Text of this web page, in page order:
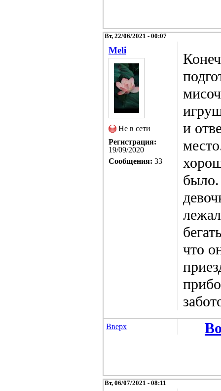
Вт, 22/06/2021 - 00:07
Meli
Не в сети
Регистрация:
19/09/2020
Сообщения: 33
и
было.
что
Вверх
Вт, 06/07/2021 - 08:11